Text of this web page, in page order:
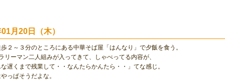
01月20日（木）
２～３分のところにある中華そば屋「はんなり」で夕飯を食う。
リーマン二人組みが入ってきて、しゃべってる内容が、
遅くまで残業して・・なんたらかんたら・・」てな感じ。
っぱそうだよな。